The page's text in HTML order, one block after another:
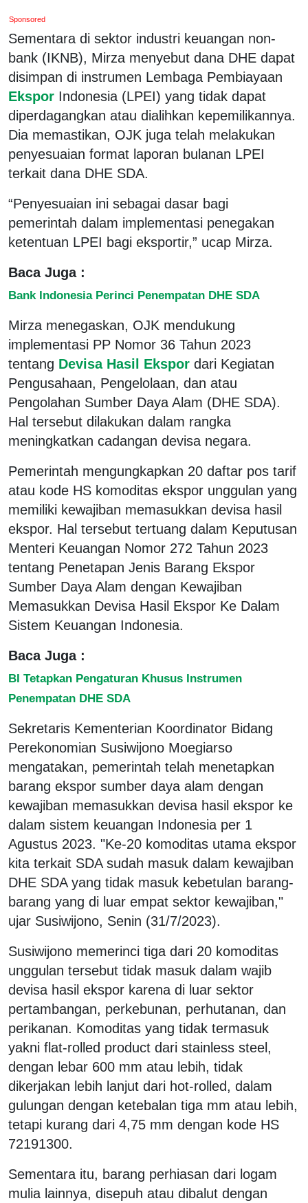
Sponsored
Sementara di sektor industri keuangan non-
bank (IKNB), Mirza menyebut dana DHE dapat
disimpan di instrumen Lembaga Pembiayaan
Ekspor Indonesia (LPEI) yang tidak dapat
diperdagangkan atau dialihkan kepemilikannya.
Dia memastikan, OJK juga telah melakukan
penyesuaian format laporan bulanan LPEI
terkait dana DHE SDA.
“Penyesuaian ini sebagai dasar bagi
pemerintah dalam implementasi penegakan
ketentuan LPEI bagi eksportir,” ucap Mirza.
Baca Juga :
Bank Indonesia Perinci Penempatan DHE SDA
Mirza menegaskan, OJK mendukung
implementasi PP Nomor 36 Tahun 2023
tentang Devisa Hasil Ekspor dari Kegiatan
Pengusahaan, Pengelolaan, dan atau
Pengolahan Sumber Daya Alam (DHE SDA).
Hal tersebut dilakukan dalam rangka
meningkatkan cadangan devisa negara.
Pemerintah mengungkapkan 20 daftar pos tarif
atau kode HS komoditas ekspor unggulan yang
memiliki kewajiban memasukkan devisa hasil
ekspor. Hal tersebut tertuang dalam Keputusan
Menteri Keuangan Nomor 272 Tahun 2023
tentang Penetapan Jenis Barang Ekspor
Sumber Daya Alam dengan Kewajiban
Memasukkan Devisa Hasil Ekspor Ke Dalam
Sistem Keuangan Indonesia.
Baca Juga :
BI Tetapkan Pengaturan Khusus Instrumen
Penempatan DHE SDA
Sekretaris Kementerian Koordinator Bidang
Perekonomian Susiwijono Moegiarso
mengatakan, pemerintah telah menetapkan
barang ekspor sumber daya alam dengan
kewajiban memasukkan devisa hasil ekspor ke
dalam sistem keuangan Indonesia per 1
Agustus 2023. "Ke-20 komoditas utama ekspor
kita terkait SDA sudah masuk dalam kewajiban
DHE SDA yang tidak masuk kebetulan barang-
barang yang di luar empat sektor kewajiban,"
ujar Susiwijono, Senin (31/7/2023).
Susiwijono memerinci tiga dari 20 komoditas
unggulan tersebut tidak masuk dalam wajib
devisa hasil ekspor karena di luar sektor
pertambangan, perkebunan, perhutanan, dan
perikanan. Komoditas yang tidak termasuk
yakni flat-rolled product dari stainless steel,
dengan lebar 600 mm atau lebih, tidak
dikerjakan lebih lanjut dari hot-rolled, dalam
gulungan dengan ketebalan tiga mm atau lebih,
tetapi kurang dari 4,75 mm dengan kode HS
72191300.
Sementara itu, barang perhiasan dari logam
mulia lainnya, disepuh atau dibalut dengan